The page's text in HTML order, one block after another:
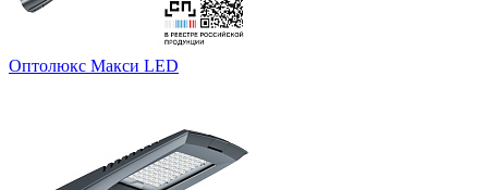
Оптолюкс Макси LED